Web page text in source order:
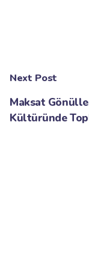
Next Post
Maksat
Kültüründe